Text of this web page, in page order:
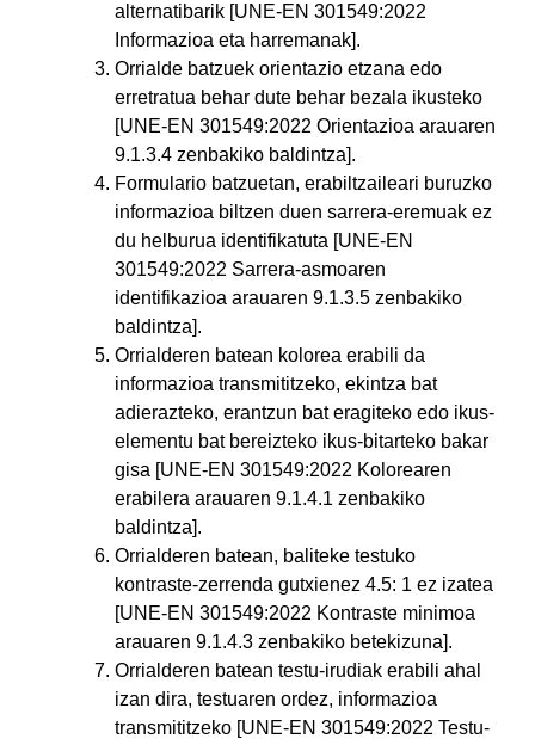
alternatibarik [UNE-EN 301549:2022
Informazioa eta harremanak].
Orrialde batzuek orientazio etzana edo
erretratua behar dute behar bezala ikusteko
[UNE-EN 301549:2022 Orientazioa arauaren
9.1.3.4 zenbakiko baldintza].
Formulario batzuetan, erabiltzaileari buruzko
informazioa biltzen duen sarrera-eremuak ez
du helburua identifikatuta [UNE-EN
301549:2022 Sarrera-asmoaren
identifikazioa arauaren 9.1.3.5 zenbakiko
baldintza].
Orrialderen batean kolorea erabili da
informazioa transmititzeko, ekintza bat
adierazteko, erantzun bat eragiteko edo ikus-
elementu bat bereizteko ikus-bitarteko bakar
gisa [UNE-EN 301549:2022 Kolorearen
erabilera arauaren 9.1.4.1 zenbakiko
baldintza].
Orrialderen batean, baliteke testuko
kontraste-zerrenda gutxienez 4.5: 1 ez izatea
[UNE-EN 301549:2022 Kontraste minimoa
arauaren 9.1.4.3 zenbakiko betekizuna].
Orrialderen batean testu-irudiak erabili ahal
izan dira, testuaren ordez, informazioa
transmititzeko [UNE-EN 301549:2022 Testu-